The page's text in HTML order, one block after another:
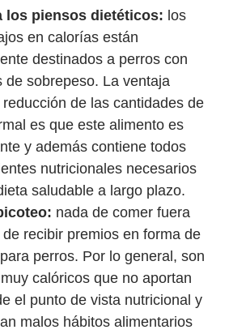
los piensos dietéticos: los
en calorías están
destinados a perros con
de sobrepeso. La ventaja
de las cantidades de
es que este alimento es
y además contiene todos
nutricionales necesarios
saludable a largo plazo.
nada de comer fuera
recibir premios en forma de
perros. Por lo general, son
calóricos que no aportan
el punto de vista nutricional y
malos hábitos alimentarios